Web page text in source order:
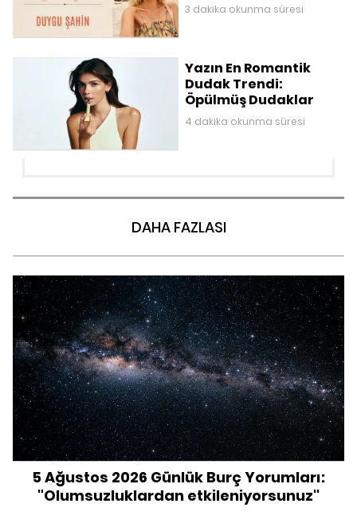
3 dakika okunma süresi
Yazın En Romantik
Dudak Trendi:
Öpülmüş Dudaklar
4 dakika okunma süresi
DAHA FAZLASI
5 Ağustos 2026 Günlük Burç Yorumları:
"Olumsuzluklardan etkileniyorsunuz"